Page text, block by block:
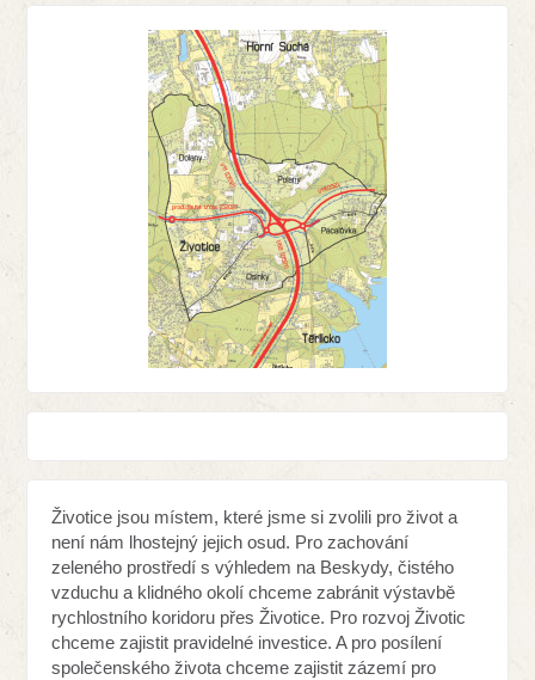
Životice jsou místem, které jsme si zvolili pro život a
není nám lhostejný jejich osud. Pro zachování
zeleného prostředí s výhledem na Beskydy, čistého
vzduchu a klidného okolí chceme zabránit výstavbě
rychlostního koridoru přes Životice. Pro rozvoj Životic
chceme zajistit pravidelné investice. A pro posílení
společenského života chceme zajistit zázemí pro